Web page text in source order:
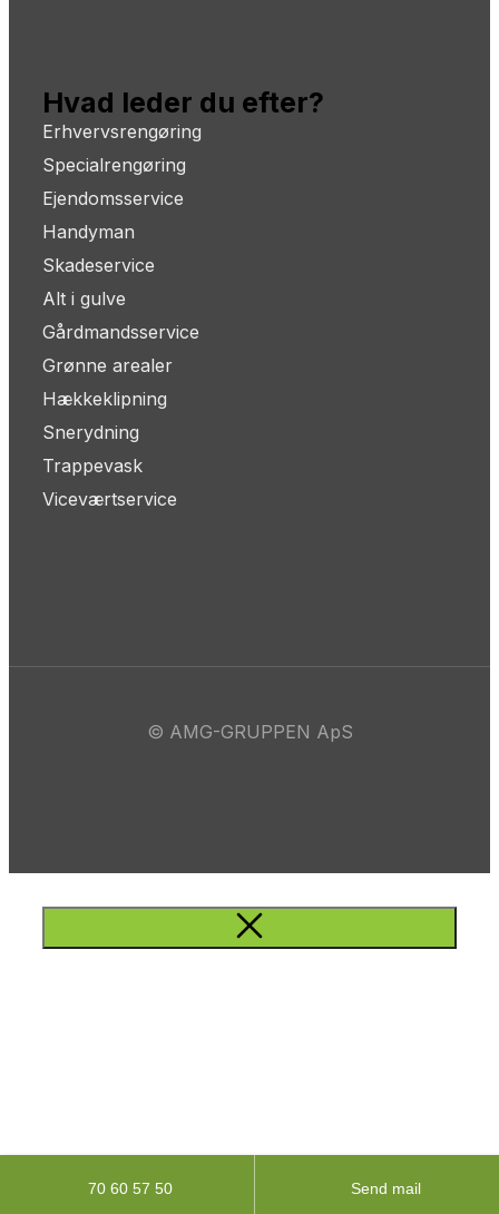
Hvad leder du efter?
Erhvervsrengøring
Specialrengøring
Ejendomsservice
Handyman
Skadeservice
Alt i gulve
Gårdmandsservice
Grønne arealer
Hækkeklipning
Snerydning
Trappevask
Viceværtservice
© AMG-GRUPPEN ApS
70 60 57 50 Send mail